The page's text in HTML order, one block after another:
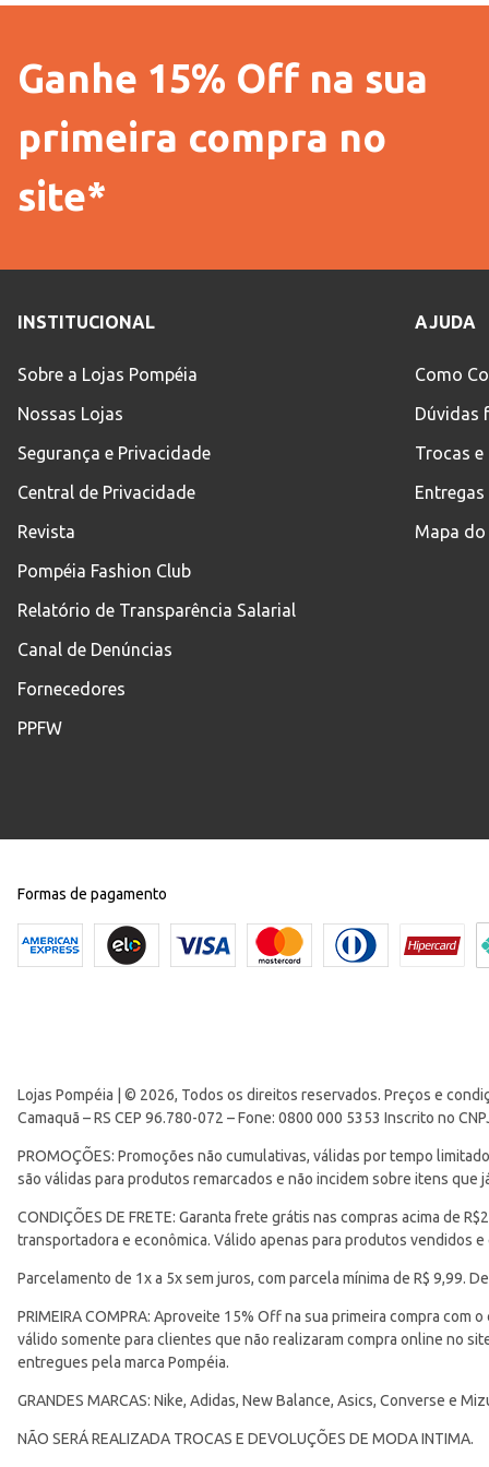
Ganhe 15% Off na sua
primeira compra no
site*
INSTITUCIONAL
Sobre a Lojas Pompéia
Nossas Lojas
Segurança e Privacidade
Central de Privacidade
Revista
Pompéia Fashion Club
Relatório de Transparência Salarial
Canal de Denúncias
Fornecedores
PPFW
AJUDA
Como
Dúvidas
Trocas e
Entregas
Mapa do
Formas de pagamento
Lojas Pompéia | © 2026, Todos os direitos reservados. Preços e
Camaquã – RS CEP 96.780-072 – Fone: 0800 000 5353 Inscrito no
PROMOÇÕES: Promoções não cumulativas, válidas por tempo
são válidas para produtos remarcados e não incidem sobre itens
CONDIÇÕES DE FRETE: Garanta frete grátis nas compras acima de
transportadora e econômica. Válido apenas para produtos vendidos
Parcelamento de 1x a 5x sem juros, com parcela mínima de R$ 9,99.
PRIMEIRA COMPRA: Aproveite 15% Off na sua primeira compra com
válido somente para clientes que não realizaram compra online no
entregues pela marca Pompéia.
GRANDES MARCAS: Nike, Adidas, New Balance, Asics, Converse e
NÃO SERÁ REALIZADA TROCAS E DEVOLUÇÕES DE MODA INTIMA.